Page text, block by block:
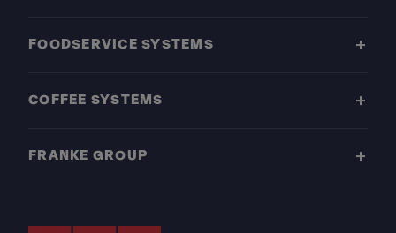
FOODSERVICE SYSTEMS
COFFEE SYSTEMS
FRANKE GROUP